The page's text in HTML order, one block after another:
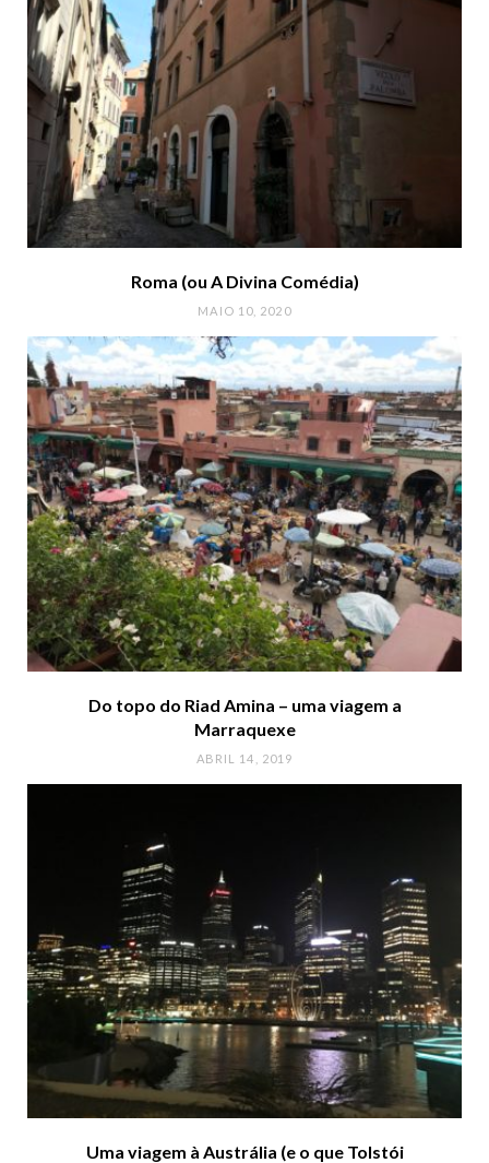
Roma (ou A Divina Comédia)
MAIO 10, 2020
Do topo do Riad Amina – uma viagem a
Marraquexe
ABRIL 14, 2019
Uma viagem à Austrália (e o que Tolstói